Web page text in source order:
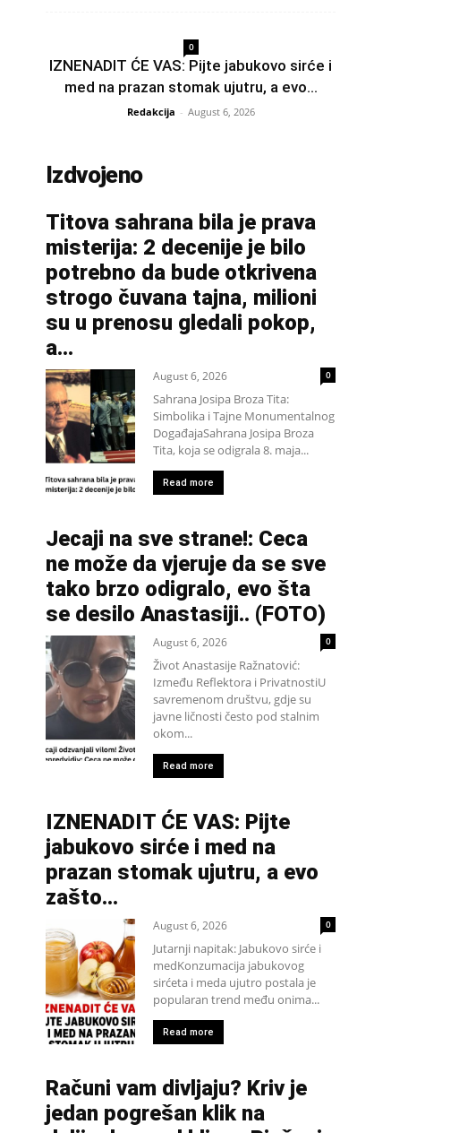
0
IZNENADIT ĆE VAS: Pijte jabukovo sirće i
med na prazan stomak ujutru, a evo...
Redakcija - August 6, 2026
Izdvojeno
Titova sahrana bila je prava
misterija: 2 decenije je bilo
potrebno da bude otkrivena
strogo čuvana tajna, milioni
su u prenosu gledali pokop,
a...
August 6, 2026 0
Sahrana Josipa Broza Tita:
Simbolika i Tajne Monumentalnog
DogađajaSahrana Josipa Broza
Tita, koja se odigrala 8. maja...
Read more
Jecaji na sve strane!: Ceca
ne može da vjeruje da se sve
tako brzo odigralo, evo šta
se desilo Anastasiji.. (FOTO)
August 6, 2026 0
Život Anastasije Ražnatović:
Između Reflektora i PrivatnostiU
savremenom društvu, gdje su
javne ličnosti često pod stalnim
okom...
Read more
IZNENADIT ĆE VAS: Pijte
jabukovo sirće i med na
prazan stomak ujutru, a evo
zašto…
August 6, 2026 0
Jutarnji napitak: Jabukovo sirće i
medKonzumacija jabukovog
sirćeta i meda ujutro postala je
popularan trend među onima...
Read more
Računi vam divljaju? Kriv je
jedan pogrešan klik na